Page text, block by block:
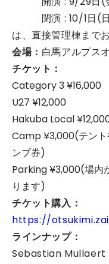
閉演 : 10/1日(日)
は、直接管理棟まで
会場： 白馬アルプス
チケット：
Category 3 ¥16,000
U27 ¥12,000
Hakuba Local
Camp ¥3,000(テント
ンプ券)
Parking ¥3,000(場内
ります)
チケット購入：
https://
ラインナップ：
Sebastian Mullaert